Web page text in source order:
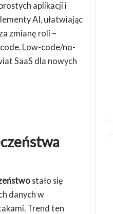
aplikacji i
AI, ułatwiając
zmianę roli –
Low-code/no-
SaaS dla nowych
stało się
danych w
Trend ten